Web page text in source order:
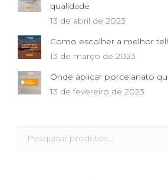
qualidade
13 de abril de 2023
Como escolher a melhor
13 de março de 2023
Onde aplicar porcelanato
13 de fevereiro de 2023